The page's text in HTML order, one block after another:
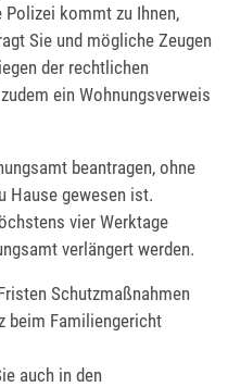
kommt zu Ihnen,
Sie und mögliche Zeugen
der rechtlichen
ein Wohnungsverweis
beantragen, ohne
Hause gewesen ist.
vier Werktage
verlängert werden.
Schutzmaßnahmen
beim Familiengericht
auch in den